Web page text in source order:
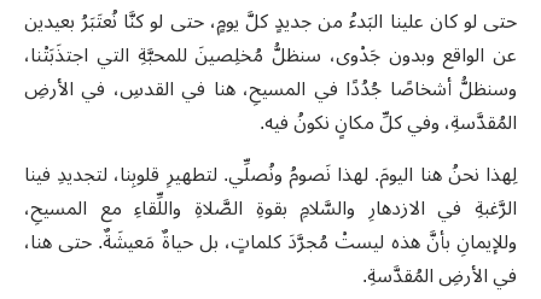
حتى لو كان علينا البَدءُ من جديدٍ كلَّ يومٍ، حتى لو كنَّا نُعتَبَرُ بعيدين
عن الواقع وبدون جَدْوى، سنظلُّ مُخلِصينَ للمحبَّةِ التي اجتذَبَتْنا،
وسنظلُّ أشخاصًا جُدُدًا في المسيحِ، هنا في القدسِ، في الأرضِ
المُقدَّسةِ، وفي كلِّ مكانٍ نكونُ فيه.
لِهذا نحنُ هنا اليومَ. لهذا نَصومُ ونُصلِّي. لتطهيرِ قلوبِنا، لتجديدِ فينا
الرَّغبةِ في الازدهارِ والسَّلامِ بقوةِ الصَّلاةِ واللِّقاءِ مع المسيحِ،
وللإيمانِ بأنَّ هذه ليستْ مُجرَّدَ كلماتٍ، بل حياةٌ مَعيشَةٌ. حتى هنا،
في الأرضِ المُقدَّسةِ.